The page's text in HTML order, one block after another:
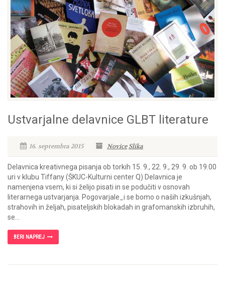
Ustvarjalne delavnice GLBT literature
16. septembra 2015 Novice Slika
Delavnica kreativnega pisanja ob torkih 15. 9., 22. 9., 29. 9. ob 19.00
uri v klubu Tiffany (ŠKUC-Kulturni center Q) Delavnica je
namenjena vsem, ki si želijo pisati in se podučiti v osnovah
literarnega ustvarjanja. Pogovarjale_i se bomo o naših izkušnjah,
strahovih in željah, pisateljskih blokadah in grafomanskih izbruhih,
se...
BERI NAPREJ